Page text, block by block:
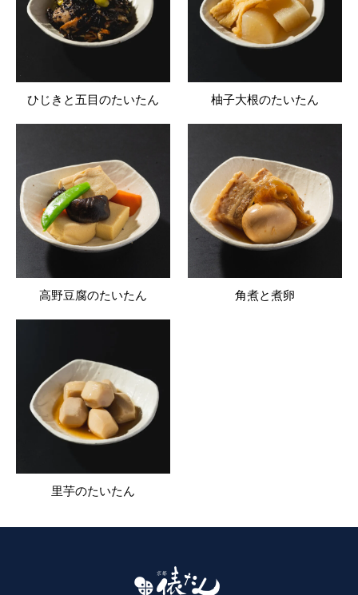
ひじきと五目のたいたん 柚子大根のたいたん
高野豆腐のたいたん 角煮と煮卵
里芋のたいたん